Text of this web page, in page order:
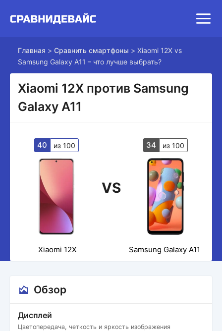
Главная > Сравнить смартфоны > Xiaomi 12X vs
Samsung Galaxy A11 – что лучше выбрать?
Xiaomi 12X против Samsung
Galaxy A11
40 из 100
VS
34 из 100
Xiaomi 12X Samsung Galaxy A11
Обзор
Дисплей
Цветопередача, четкость и яркость изображения